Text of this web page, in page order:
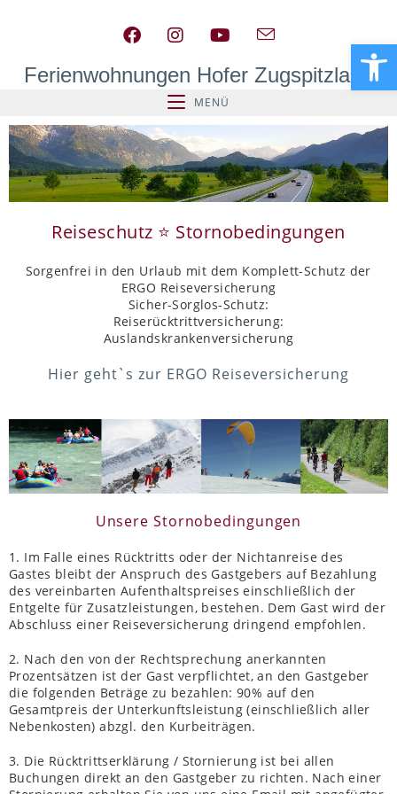
Ferienwohnungen Hofer Zugspitzland
MENÜ
Reiseschutz ⭐️ Stornobedingungen
Sorgenfrei in den Urlaub mit dem Komplett-Schutz der
ERGO Reiseversicherung
Sicher-Sorglos-Schutz:
Reiserücktrittversicherung:
Auslandskrankenversicherung
Hier geht`s zur ERGO Reiseversicherung
Unsere Stornobedingungen
1. Im Falle eines Rücktritts oder der Nichtanreise des
Gastes bleibt der Anspruch des Gastgebers auf Bezahlung
des vereinbarten Aufenthaltspreises einschließlich der
Entgelte für Zusatzleistungen, bestehen. Dem Gast wird der
Abschluss einer Reiseversicherung dringend empfohlen.
2. Nach den von der Rechtsprechung anerkannten
Prozentsätzen ist der Gast verpflichtet, an den Gastgeber
die folgenden Beträge zu bezahlen: 90% auf den
Gesamtpreis der Unterkunftsleistung (einschließlich aller
Nebenkosten) abzgl. den Kurbeiträgen.
3. Die Rücktrittserklärung / Stornierung ist bei allen
Buchungen direkt an den Gastgeber zu richten. Nach einer